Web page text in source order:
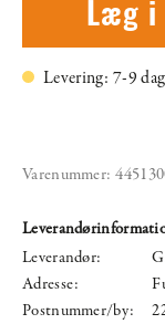
Læg i
Levering: 7-9
Varenummer:
Leverandør:
Adresse:
Postnummer/by: